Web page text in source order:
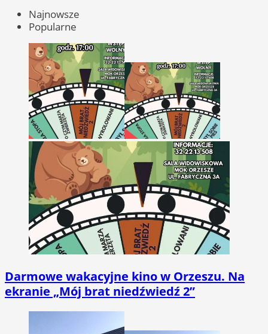
Najnowsze
Popularne
Darmowe wakacyjne kino w Orzeszu. Na
ekranie „Mój brat niedźwiedź 2”